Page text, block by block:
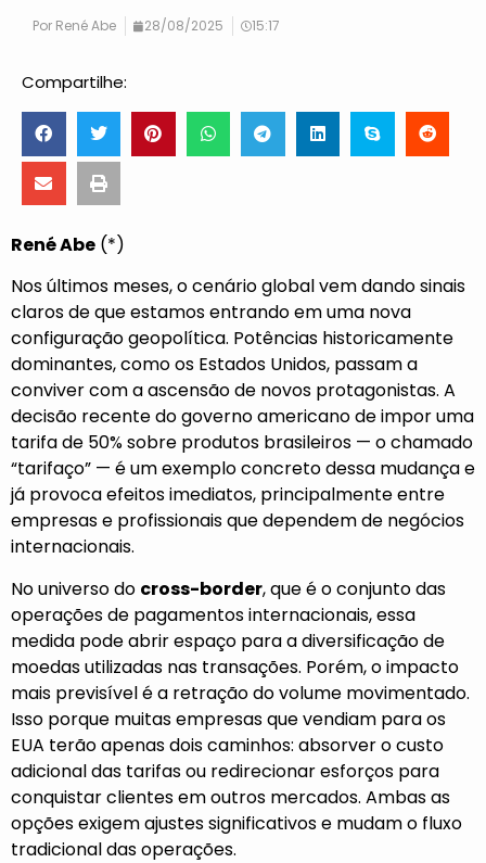
Por René Abe 28/08/2025 15:17
Compartilhe:
René Abe (*)
Nos últimos meses, o cenário global vem dando sinais
claros de que estamos entrando em uma nova
configuração geopolítica. Potências historicamente
dominantes, como os Estados Unidos, passam a
conviver com a ascensão de novos protagonistas. A
decisão recente do governo americano de impor uma
tarifa de 50% sobre produtos brasileiros — o chamado
“tarifaço” — é um exemplo concreto dessa mudança e
já provoca efeitos imediatos, principalmente entre
empresas e profissionais que dependem de negócios
internacionais.
No universo do cross-border, que é o conjunto das
operações de pagamentos internacionais, essa
medida pode abrir espaço para a diversificação de
moedas utilizadas nas transações. Porém, o impacto
mais previsível é a retração do volume movimentado.
Isso porque muitas empresas que vendiam para os
EUA terão apenas dois caminhos: absorver o custo
adicional das tarifas ou redirecionar esforços para
conquistar clientes em outros mercados. Ambas as
opções exigem ajustes significativos e mudam o fluxo
tradicional das operações.